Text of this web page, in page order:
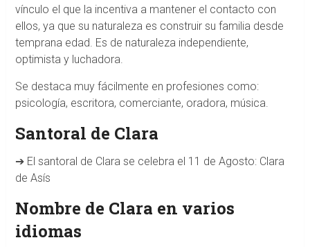
vínculo el que la incentiva a mantener el contacto con
ellos, ya que su naturaleza es construir su familia desde
temprana edad. Es de naturaleza independiente,
optimista y luchadora.
Se destaca muy fácilmente en profesiones como:
psicología, escritora, comerciante, oradora, música.
Santoral de Clara
➔ El santoral de Clara se celebra el 11 de Agosto: Clara
de Asís
Nombre de Clara en varios
idiomas